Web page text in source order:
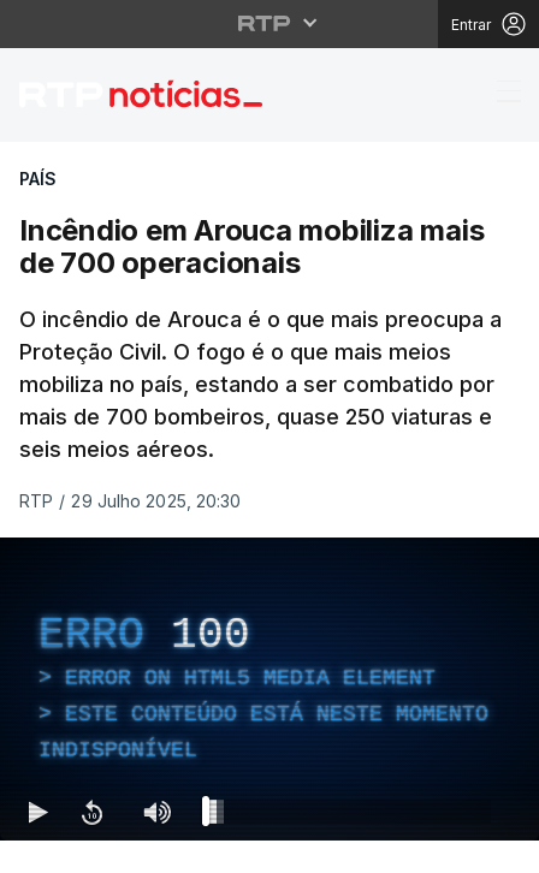
Entrar
Incêndio em Arouca
PAÍS
Incêndio em Arouca mobiliza mais
de 700 operacionais
O incêndio de Arouca é o que mais preocupa a
Proteção Civil. O fogo é o que mais meios
mobiliza no país, estando a ser combatido por
mais de 700 bombeiros, quase 250 viaturas e
seis meios aéreos.
RTP / 29 Julho 2025, 20:30
ERRO 100
ERROR ON HTML5 MEDIA ELEMENT
ESTE CONTEÚDO ESTÁ NESTE MOMENTO
INDISPONÍVEL